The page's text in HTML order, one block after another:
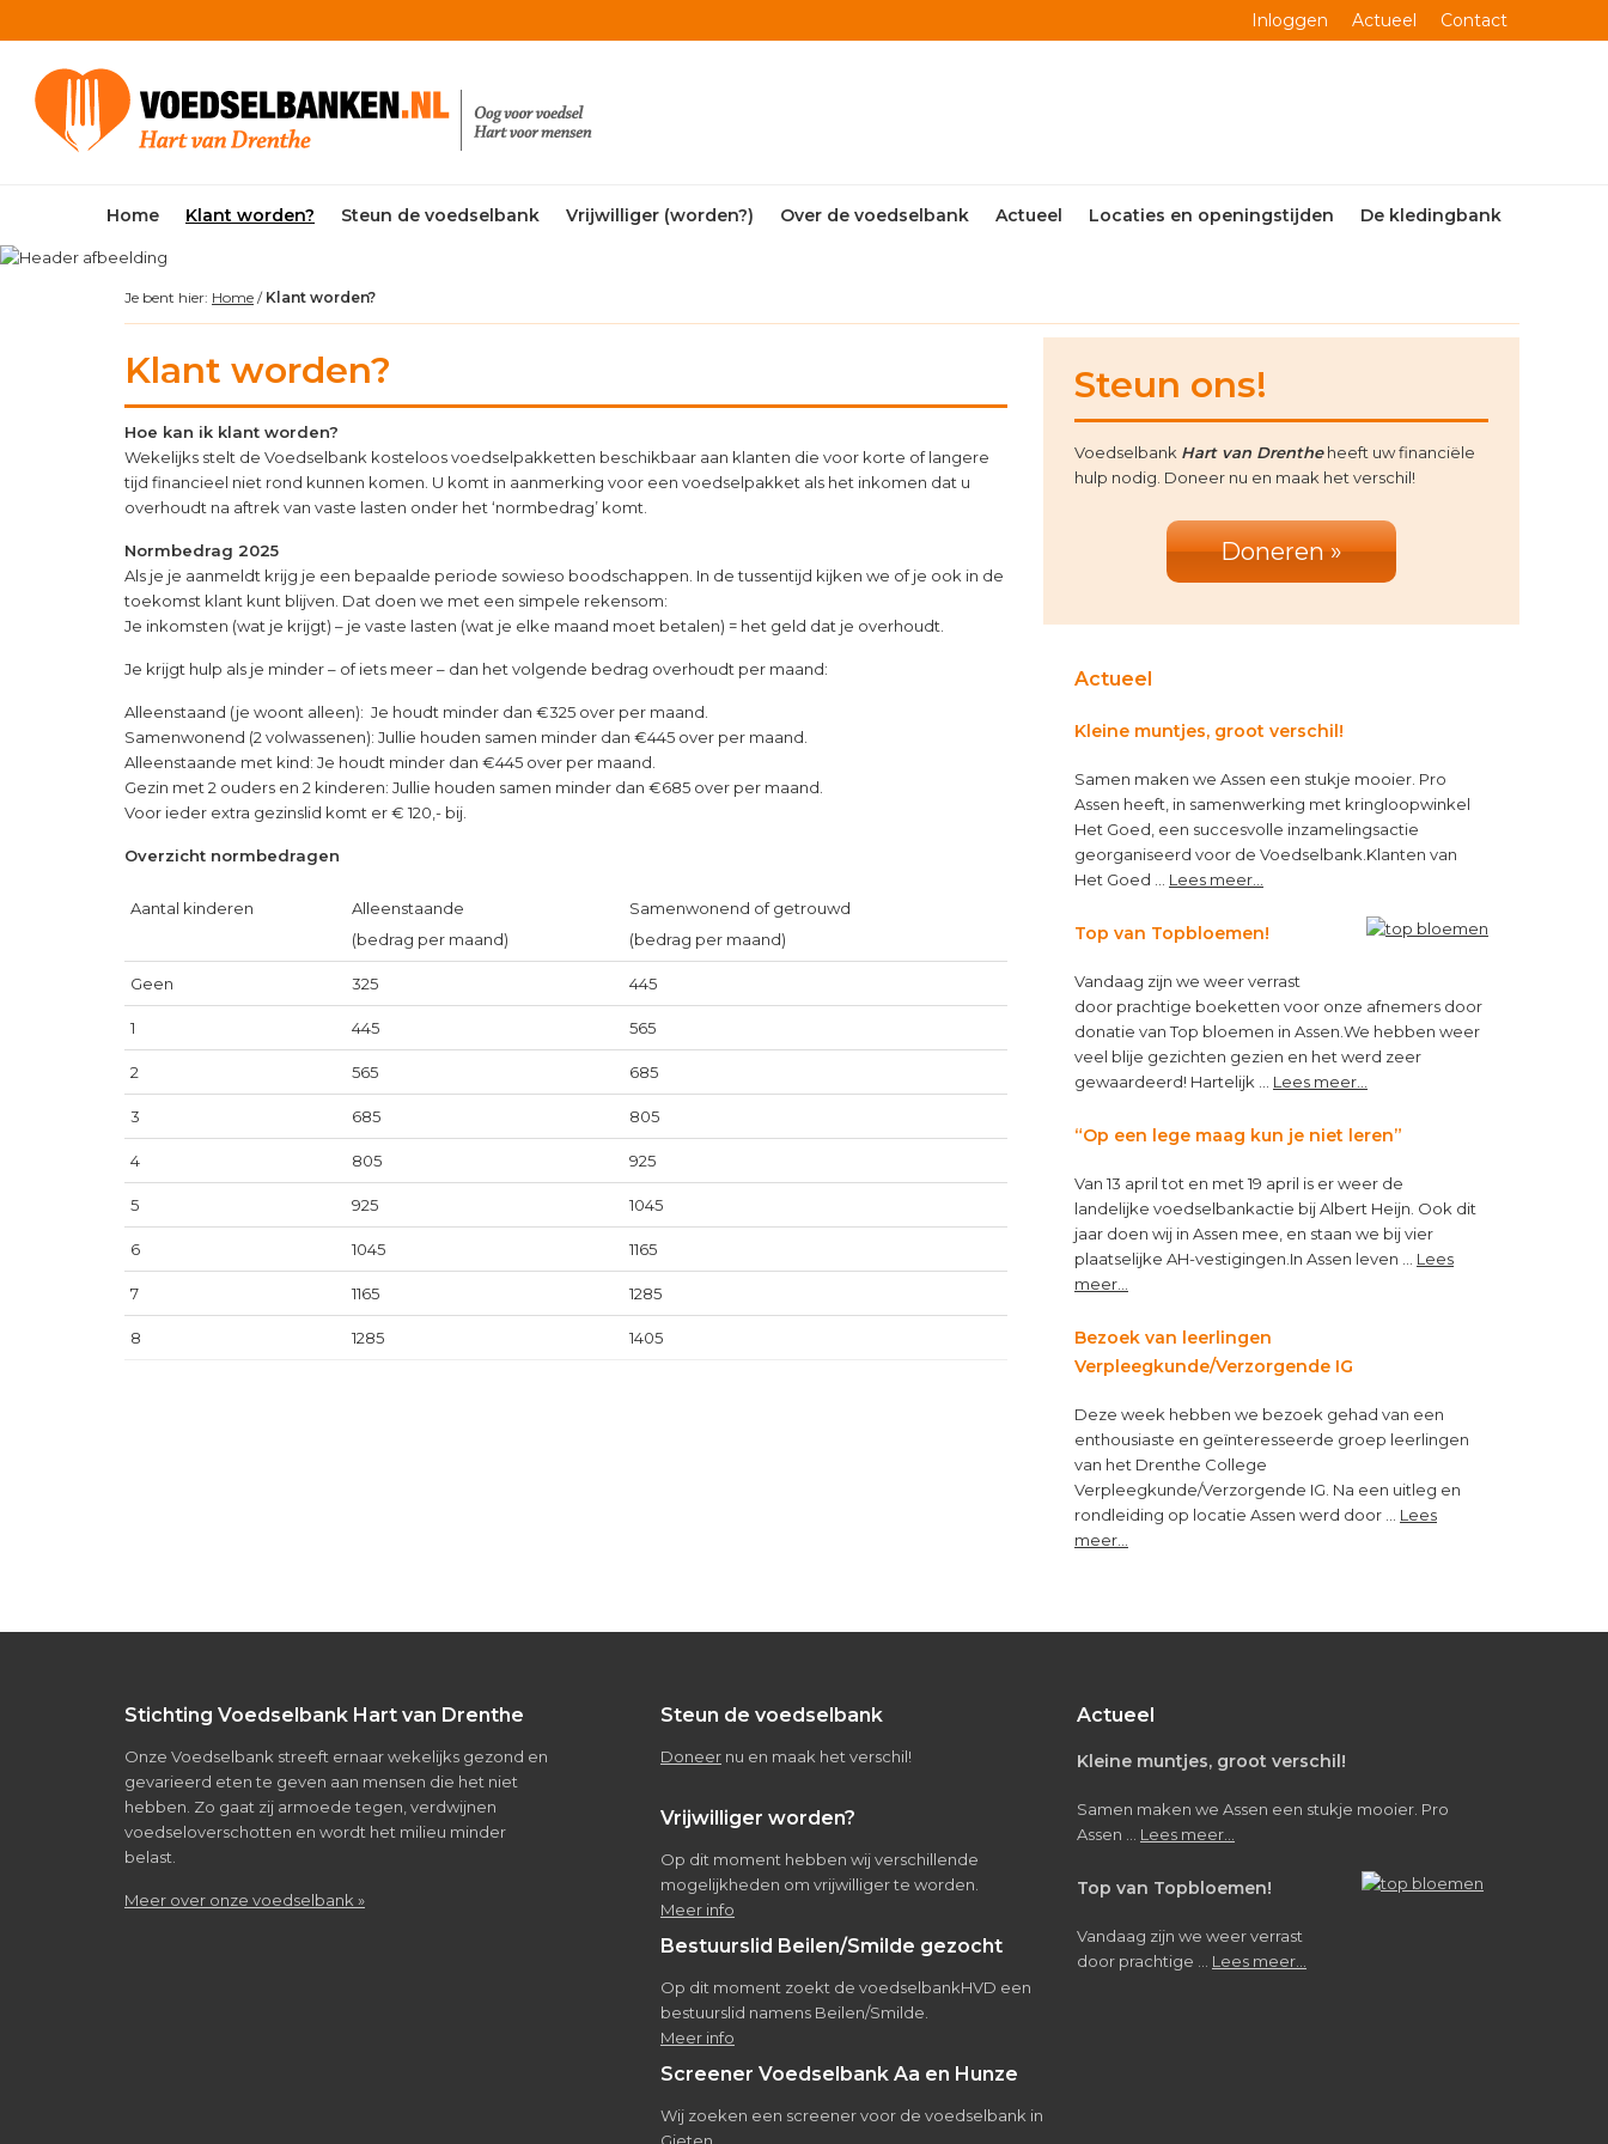
to
navigation
to
content
to
sidebar
to
Inloggen Actueel Contact
Home Klant worden? Steun de voedselbank Vrijwilliger (worden?) Over de voedselbank Actueel Locaties en openingstijden De kledingbank
Je bent hier: Home / Klant worden?
Klant worden?
Hoe kan ik klant worden?
Wekelijks stelt de Voedselbank kosteloos voedselpakketten beschikbaar aan klanten die voor korte of langere
tijd financieel niet rond kunnen komen. U komt in aanmerking voor een voedselpakket als het inkomen dat u
overhoudt na aftrek van vaste lasten onder het ‘normbedrag’ komt.
Normbedrag 2025
Als je je aanmeldt krijg je een bepaalde periode sowieso boodschappen. In de tussentijd kijken we of je ook in de
toekomst klant kunt blijven. Dat doen we met een simpele rekensom:
Je inkomsten (wat je krijgt) – je vaste lasten (wat je elke maand moet betalen) = het geld dat je overhoudt.
Je krijgt hulp als je minder – of iets meer – dan het volgende bedrag overhoudt per maand:
Alleenstaand (je woont alleen): Je houdt minder dan €325 over per maand.
Samenwonend (2 volwassenen): Jullie houden samen minder dan €445 over per maand.
Alleenstaande met kind: Je houdt minder dan €445 over per maand.
Gezin met 2 ouders en 2 kinderen: Jullie houden samen minder dan €685 over per maand.
Voor ieder extra gezinslid komt er € 120,- bij.
Overzicht normbedragen
Aantal kinderen
Alleenstaande
(bedrag per maand)
Samenwonend of getrouwd
(bedrag per maand)
Geen 325 445
1 445 565
2 565 685
3 685 805
4 805 925
5 925 1045
6 1045 1165
7 1165 1285
8 1285 1405
Primary
Sidebar
Steun ons!
Voedselbank Hart van Drentheheeft uw financiële
hulp nodig. Doneer nu en maak het verschil!
Doneren »
Actueel
Kleine muntjes, groot verschil!
Samen maken we Assen een stukje mooier. Pro
Assen heeft, in samenwerking met kringloopwinkel
Het Goed, een succesvolle inzamelingsactie
georganiseerd voor de Voedselbank.Klanten van
Het Goed … Lees meer...
muntjes,
verschil!
Top van Topbloemen!
Vandaag zijn we weer verrast
door prachtige boeketten voor onze afnemers door
donatie van Top bloemen in Assen.We hebben weer
veel blije gezichten gezien en het werd zeer
gewaardeerd! Hartelijk … Lees meer...
van
“Op een lege maag kun je niet leren”
Van 13 april tot en met 19 april is er weer de
landelijke voedselbankactie bij Albert Heijn. Ook dit
jaar doen wij in Assen mee, en staan we bij vier
plaatselijke AH-vestigingen.In Assen leven … Lees
meer...
een
lege
kun
je
niet
leren”
Bezoek van leerlingen
Verpleegkunde/Verzorgende IG
Deze week hebben we bezoek gehad van een
enthousiaste en geïnteresseerde groep leerlingen
van het Drenthe College
Verpleegkunde/Verzorgende IG. Na een uitleg en
rondleiding op locatie Assen werd door … Lees
meer...
Stichting Voedselbank Hart van Drenthe
Onze Voedselbank streeft ernaar wekelijks gezond en
gevarieerd eten te geven aan mensen die het niet
hebben. Zo gaat zij armoede tegen, verdwijnen
voedseloverschotten en wordt het milieu minder
belast.
Meer over onze voedselbank »about
Steun de voedselbank
Doneer nu en maak het verschil!
Vrijwilliger worden?
Op dit moment hebben wij verschillende
mogelijkheden om vrijwilliger te worden.
Meer info
Bestuurslid Beilen/Smilde gezocht
Op dit moment zoekt de voedselbankHVD een
bestuurslid namens Beilen/Smilde.
Meer info
Screener Voedselbank Aa en Hunze
Wij zoeken een screener voor de voedselbank in
Actueel
Kleine muntjes, groot verschil!
Samen maken we Assen een stukje mooier. Pro
Assen … Lees meer...
muntjes,
verschil!
Top van Topbloemen!
Vandaag zijn we weer verrast
door prachtige … Lees meer...